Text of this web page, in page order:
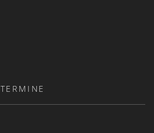
TERMINE